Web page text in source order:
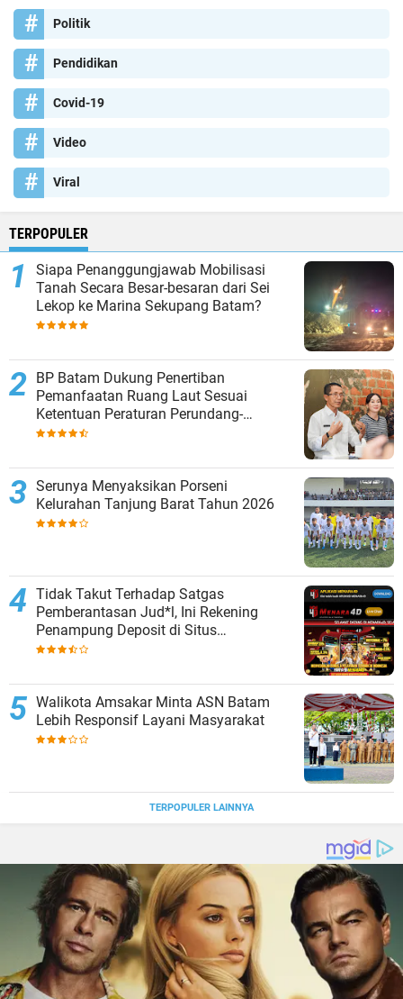
Politik
Pendidikan
Covid-19
Video
Viral
TERPOPULER
Siapa Penanggungjawab Mobilisasi
Tanah Secara Besar-besaran dari Sei
Lekop ke Marina Sekupang Batam?
BP Batam Dukung Penertiban
Pemanfaatan Ruang Laut Sesuai
Ketentuan Peraturan Perundang-
undangan
Serunya Menyaksikan Porseni
Kelurahan Tanjung Barat Tahun 2026
Tidak Takut Terhadap Satgas
Pemberantasan Jud*l, Ini Rekening
Penampung Deposit di Situs
MENARA4D
Walikota Amsakar Minta ASN Batam
Lebih Responsif Layani Masyarakat
TERPOPULER LAINNYA